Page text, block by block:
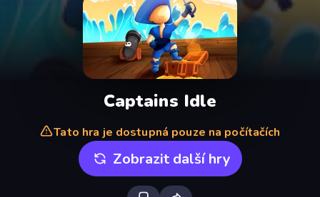
Captains Idle
Tato hra je dostupná pouze na počítačích
Zobrazit další hry